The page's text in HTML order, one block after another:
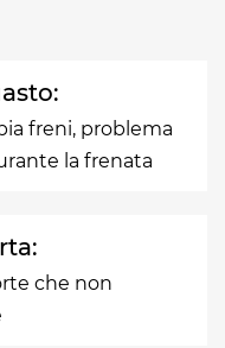
freni, problema
la frenata
che non